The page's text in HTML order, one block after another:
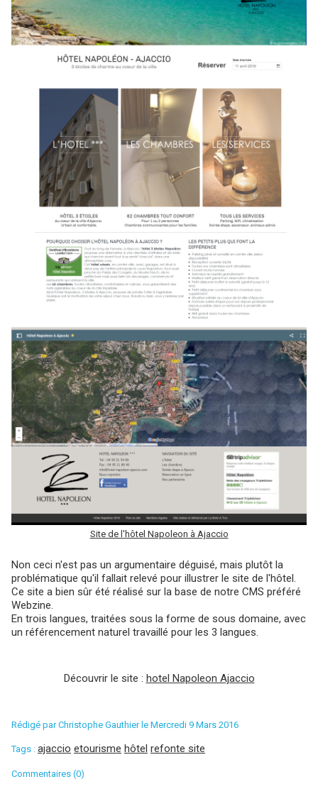
Site de l'hôtel Napoleon à Ajaccio
Non ceci n'est pas un argumentaire déguisé, mais plutôt la
problématique qu'il fallait relevé pour illustrer le site de l'hôtel.
Ce site a bien sûr été réalisé sur la base de notre CMS préféré
Webzine.
En trois langues, traitées sous la forme de sous domaine, avec
un référencement naturel travaillé pour les 3 langues.
Découvrir le site : hotel Napoleon Ajaccio
Rédigé parChristophe Gauthierle Mercredi 9 Mars 2016
Tags : ajaccio etourisme hôtel refonte site
Commentaires (0)